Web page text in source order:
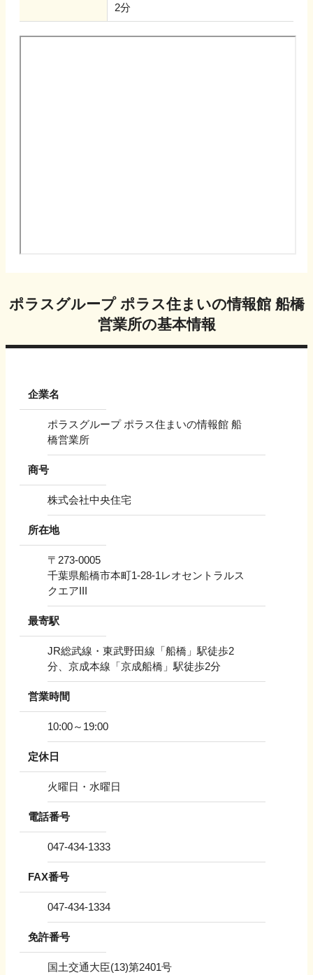
2分
ポラスグループ ポラス住まいの情報館 船橋
営業所の基本情報
企業名
ポラスグループ ポラス住まいの情報館 船
橋営業所
商号
株式会社中央住宅
所在地
〒 273-0005
千葉県船橋市本町1-28-1レオセントラルス
クエアIII
最寄駅
JR総武線・東武野田線「船橋」駅徒歩2
分、京成本線「京成船橋」駅徒歩2分
営業時間
10:00～19:00
定休日
火曜日・水曜日
電話番号
047-434-1333
FAX番号
047-434-1334
免許番号
国土交通大臣(13)第2401号